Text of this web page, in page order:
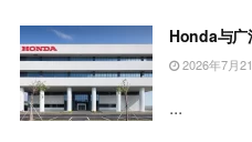
Honda与广
2026年7月
...